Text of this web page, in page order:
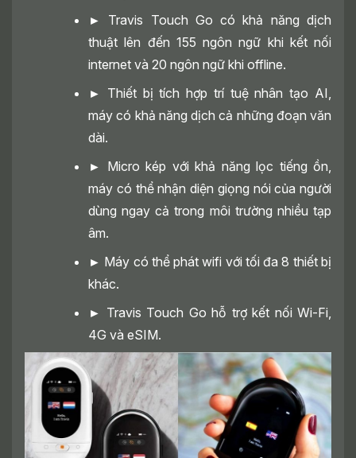
► Travis Touch Go có khả năng dịch
thuật lên đến 155 ngôn ngữ khi kết nối
internet và 20 ngôn ngữ khi offline.
► Thiết bị tích hợp trí tuệ nhân tạo AI,
máy có khả năng dịch cả những đoạn văn
dài.
► Micro kép với khả năng lọc tiếng ồn,
máy có thể nhận diện giọng nói của người
dùng ngay cả trong môi trường nhiều tạp
âm.
► Máy có thể phát wifi với tối đa 8 thiết bị
khác.
► Travis Touch Go hỗ trợ kết nối Wi-Fi,
4G và eSIM.